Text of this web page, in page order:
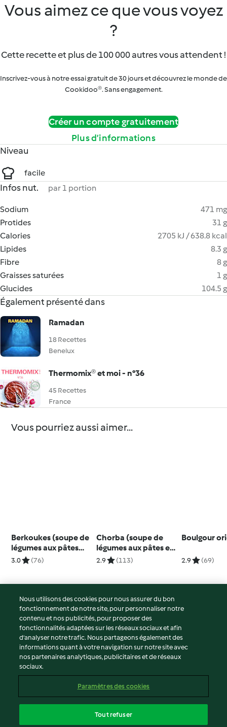
Vous aimez ce que vous voyez
?
Cette recette et plus de 100 000 autres vous attendent !
Inscrivez-vous à notre essai gratuit de 30 jours et découvrez le monde de
Cookidoo®. Sans engagement.
Créer un compte gratuitement
Plus d’informations
Niveau
facile
Infos nut. par 1 portion
Sodium
471 mg
Protides
31 g
Calories
2705 kJ / 638.8 kcal
Lipides
8.3 g
Fibre
8 g
Graisses saturées
1 g
Glucides
104.5 g
Également présenté dans
Ramadan
18 Recettes
Benelux
Thermomix® et moi - n°36
45 Recettes
France
Vous pourriez aussi aimer...
Berkoukes (soupe de
légumes aux pâtes
plomb)
3.0 (76)
Chorba (soupe de
légumes aux pâtes et
aux pois chiches)
2.9 (113)
Boulgour
2.9 (69)
© Copyright 2026
Conditions d'utilisation
Politique de confidentialité
Non-responsabilité
Mentions légales
Contenu du rapport
Déclaration d'accessibilité
Nous utilisons des cookies pour nous assurer du bon
fonctionnement de notre site, pour personnaliser notre
contenu et nos publicités, pour proposer des
fonctionnalités adaptées sur les réseaux sociaux et afin
d’analyser notre trafic. Nous partageons également des
informations quant à votre navigation sur notre site avec
nos partenaires analytiques, publicitaires et de réseaux
sociaux.
Paramètres des cookies
Tout refuser